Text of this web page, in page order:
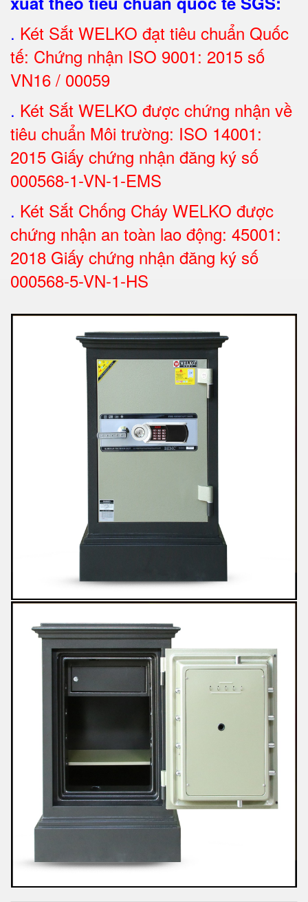
. Két Sắt WELKO đạt tiêu chuẩn Quốc
tế: Chứng nhận ISO 9001: 2015 số
VN16 / 00059
. Két Sắt WELKO được chứng nhận về
tiêu chuẩn Môi trường: ISO 14001:
2015 Giấy chứng nhận đăng ký số
000568-1-VN-1-EMS
. Két Sắt Chống Cháy WELKO được
chứng nhận an toàn lao động: 45001:
2018 Giấy chứng nhận đăng ký số
000568-5-VN-1-HS